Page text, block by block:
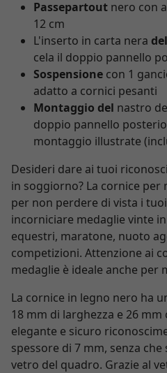
Passepartout nero con
12 cm
L'inserto in carta nera
cela il doppio pannello
Sospensione con 1
adatto a cornici pesanti
Montaggio del nastro
doppio pannello
montaggio illustrate
Desideri dare ai tuoi
in soggiorno? La cornice per
per non perdere di vista i
incorniciare medaglie vinte
equestri, maratone, nuoto
competizioni. Attenzione ai
medaglie è ideale anche per
La cornice in legno nero ha
18 mm di larghezza e 26
elegante e sicuro
spessore di 7 mm, senza
vetro del quadro. Grazie al